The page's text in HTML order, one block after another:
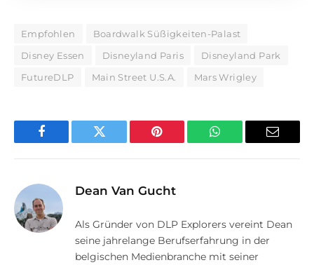
Empfohlen
Boardwalk Süßigkeiten-Palast
Disney Essen
Disneyland Paris
Disneyland Park
FutureDLP
Main Street U.S.A. Mars Wrigley
Facebook Twitter Pinterest WhatsApp E-
Dean Van Gucht
Als Gründer von DLP Explorers vereint Dean
seine jahrelange Berufserfahrung in der
belgischen Medienbranche mit seiner